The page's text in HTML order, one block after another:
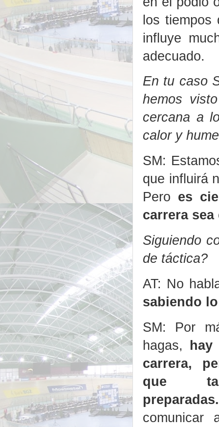
los tiempos
influye
adecuado.
En tu caso
hemos
cercana a
calor y
SM:
que influirá
Pero es
carrera
Siguiendo
de táctica?
AT: No
sabiendo
SM: Por
hagas, hay
carrera,
que
comunicar